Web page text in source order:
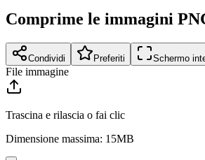
Comprime le immagini
Condividi Preferiti Schermo
File immagine
Trascina e rilascia o fai clic
Dimensione massima: 15MB